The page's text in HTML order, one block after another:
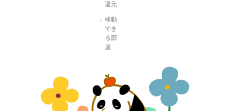
還元
移動
でき
る部
屋